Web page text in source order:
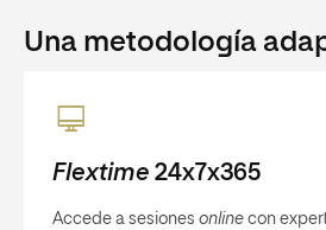
Una metodología
Flextime 24x7x365
Accede a sesiones online con